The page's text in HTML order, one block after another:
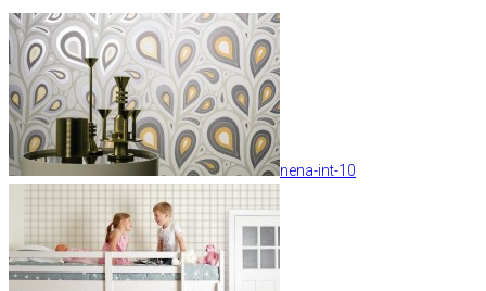
nena-int-10